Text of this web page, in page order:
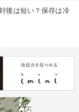
後は短い？保存は冷